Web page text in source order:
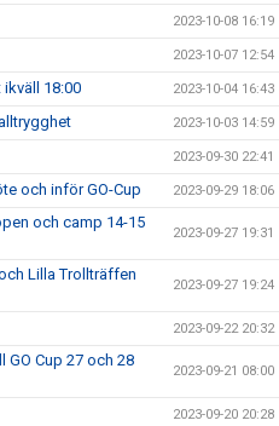
2023-10-08 16:19
2023-10-07 12:54
18:00 2023-10-04 16:43
2023-10-03 14:59
2023-09-30 22:41
och inför GO-Cup 2023-09-29 18:06
och camp 14-15
2023-09-27 19:31
Lilla Trollträffen
2023-09-27 19:24
2023-09-22 20:32
Cup 27 och 28
2023-09-21 08:00
2023-09-20 20:28